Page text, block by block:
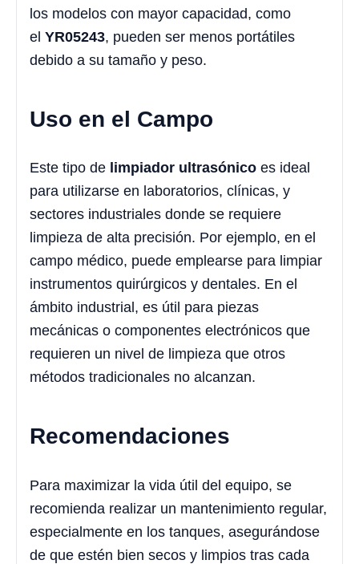
los modelos con mayor capacidad, como
el YR05243, pueden ser menos portátiles
debido a su tamaño y peso.
Uso en el Campo
Este tipo de limpiador ultrasónico es ideal
para utilizarse en laboratorios, clínicas, y
sectores industriales donde se requiere
limpieza de alta precisión. Por ejemplo, en el
campo médico, puede emplearse para limpiar
instrumentos quirúrgicos y dentales. En el
ámbito industrial, es útil para piezas
mecánicas o componentes electrónicos que
requieren un nivel de limpieza que otros
métodos tradicionales no alcanzan.
Recomendaciones
Para maximizar la vida útil del equipo, se
recomienda realizar un mantenimiento regular,
especialmente en los tanques, asegurándose
de que estén bien secos y limpios tras cada